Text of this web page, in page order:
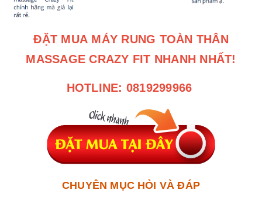
ĐẶT MUA MÁY RUNG TOÀN THÂN
MASSAGE CRAZY FIT NHANH NHẤT!
HOTLINE: 0819299966
CHUYÊN MỤC HỎI VÀ ĐÁP